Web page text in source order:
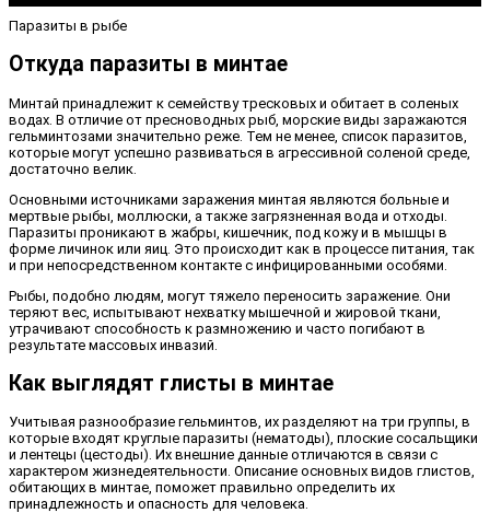
Паразиты в рыбе
Откуда паразиты в минтае
Минтай принадлежит к семейству тресковых и обитает в соленых
водах. В отличие от пресноводных рыб, морские виды заражаются
гельминтозами значительно реже. Тем не менее, список паразитов,
которые могут успешно развиваться в агрессивной соленой среде,
достаточно велик.
Основными источниками заражения минтая являются больные и
мертвые рыбы, моллюски, а также загрязненная вода и отходы.
Паразиты проникают в жабры, кишечник, под кожу и в мышцы в
форме личинок или яиц. Это происходит как в процессе питания, так
и при непосредственном контакте с инфицированными особями.
Рыбы, подобно людям, могут тяжело переносить заражение. Они
теряют вес, испытывают нехватку мышечной и жировой ткани,
утрачивают способность к размножению и часто погибают в
результате массовых инвазий.
Как выглядят глисты в минтае
Учитывая разнообразие гельминтов, их разделяют на три группы, в
которые входят круглые паразиты (нематоды), плоские сосальщики
и лентецы (цестоды). Их внешние данные отличаются в связи с
характером жизнедеятельности. Описание основных видов глистов,
обитающих в минтае, поможет правильно определить их
принадлежность и опасность для человека.